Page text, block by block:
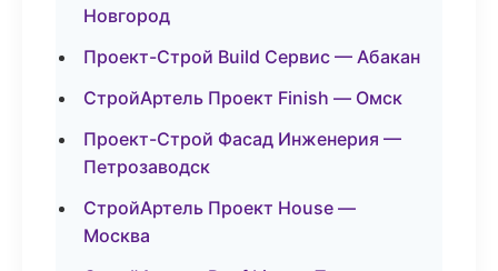
Новгород
Проект-Строй Build Сервис — Абакан
СтройАртель Проект Finish — Омск
Проект-Строй Фасад Инженерия —
Петрозаводск
СтройАртель Проект House —
Москва